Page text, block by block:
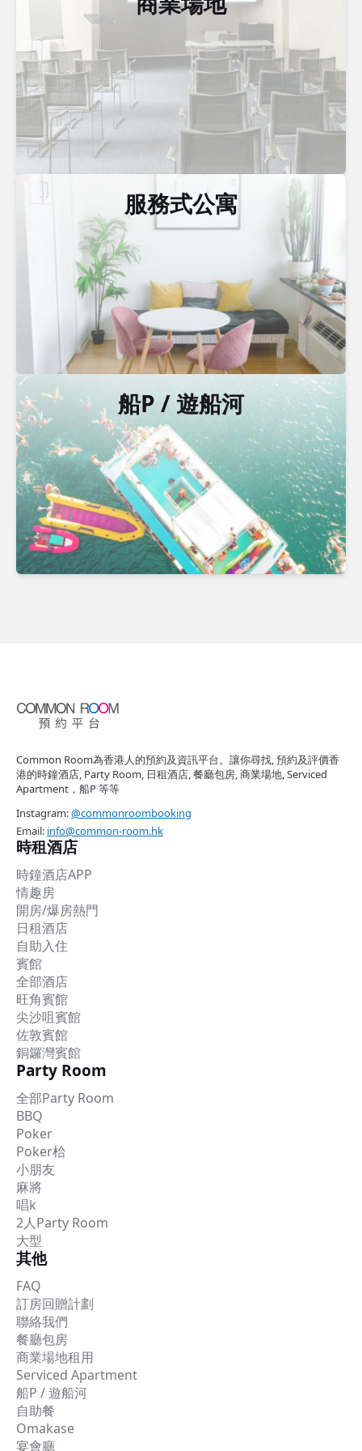
服務式公寓
船P / 遊船河
Common Room為香港人的預約及資訊平台。讓你尋找, 預約及評價香
港的時鐘酒店, Party Room, 日租酒店, 餐廳包房, 商業場地, Serviced
Apartment，船P 等等
Instagram:@commonroombooking
Email: info@common-room.hk
時租酒店
時鐘酒店APP
情趣房
開房/爆房熱門
日租酒店
自助入住
賓館
全部酒店
旺角賓館
尖沙咀賓館
佐敦賓館
銅鑼灣賓館
Party Room
全部Party Room
BBQ
Poker
Poker枱
小朋友
麻將
唱k
2人Party Room
大型
其他
FAQ
訂房回贈計劃
聯絡我們
餐廳包房
商業場地租用
Serviced Apartment
船P / 遊船河
自助餐
Omakase
宴會廳